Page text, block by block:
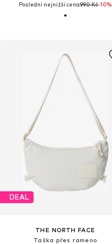
Poslední nejnižší cena:990 Kč-10%
DEAL
THE NORTH FACE
Taška přes rameno